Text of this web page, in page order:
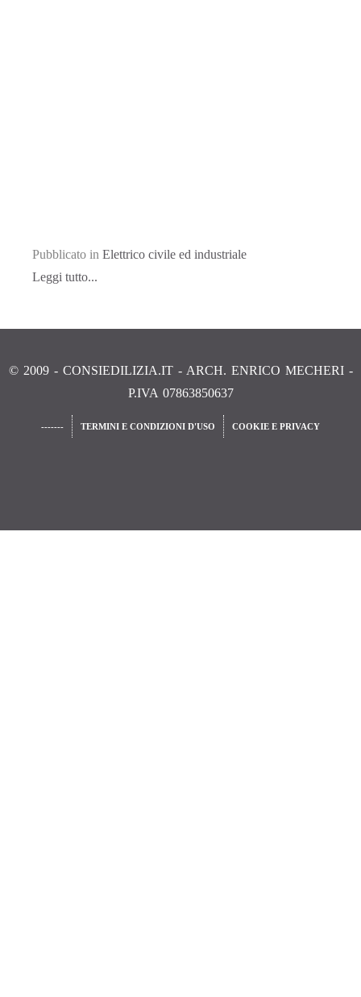
Pubblicato in Elettrico civile ed industriale
Leggi tutto...
© 2009 - CONSIEDILIZIA.IT - ARCH. ENRICO MECHERI -
P.IVA 07863850637
------- TERMINI E CONDIZIONI D'USO COOKIE E PRIVACY